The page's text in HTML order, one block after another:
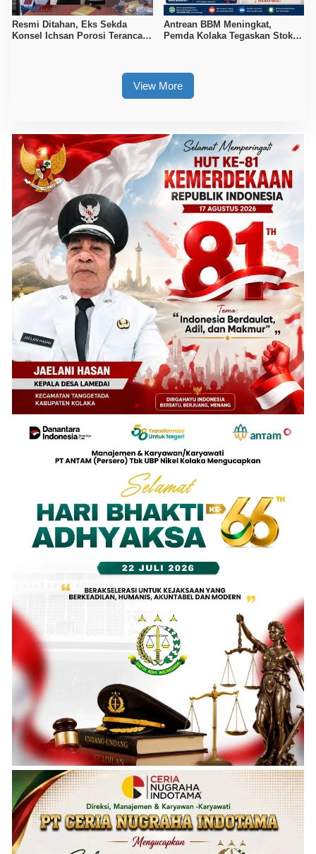
Resmi Ditahan, Eks Sekda
Konsel Ichsan Porosi Terancam
Antrean BBM Meningkat,
Pemda Kolaka Tegaskan Stok
View More